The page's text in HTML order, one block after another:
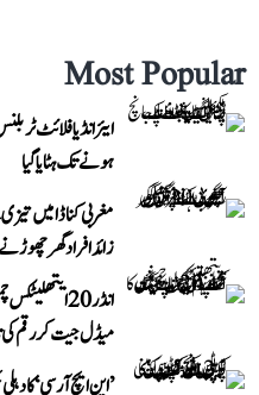
Most Popular
ایئر انڈیا فلائٹ
ہونے تک ہٹایا گیا
زائد افراد گھر
انڈر 20
میڈل جیت کر رقم کی
’این ایچ آر سی‘ کا